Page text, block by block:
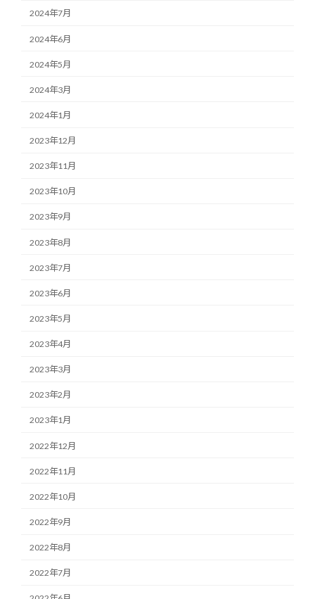
2024年7月
2024年6月
2024年5月
2024年3月
2024年1月
2023年12月
2023年11月
2023年10月
2023年9月
2023年8月
2023年7月
2023年6月
2023年5月
2023年4月
2023年3月
2023年2月
2023年1月
2022年12月
2022年11月
2022年10月
2022年9月
2022年8月
2022年7月